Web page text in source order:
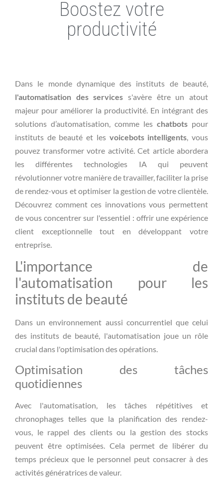
Boostez votre
productivité
Dans le monde dynamique des instituts de beauté,
l'automatisation des services s'avère être un atout
majeur pour améliorer la productivité. En intégrant des
solutions d’automatisation, comme les chatbots pour
instituts de beauté et les voicebots intelligents , vous
pouvez transformer votre activité. Cet article abordera
les différentes technologies IA qui peuvent
révolutionner votre manière de travailler, faciliter la prise
de rendez-vous et optimiser la gestion de votre clientèle.
Découvrez comment ces innovations vous permettent
de vous concentrer sur l'essentiel : offrir une expérience
client exceptionnelle tout en développant votre
entreprise.
L'importance de
l'automatisation pour les
instituts de beauté
Dans un environnement aussi concurrentiel que celui
des instituts de beauté, l'automatisation joue un rôle
crucial dans l'optimisation des opérations.
Optimisation des tâches
quotidiennes
Avec l'automatisation, les tâches répétitives et
chronophages telles que la planification des rendez-
vous, le rappel des clients ou la gestion des stocks
peuvent être optimisées. Cela permet de libérer du
temps précieux que le personnel peut consacrer à des
activités génératrices de valeur.